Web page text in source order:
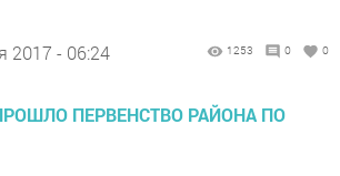
2017 - 06:24 1253 0 0